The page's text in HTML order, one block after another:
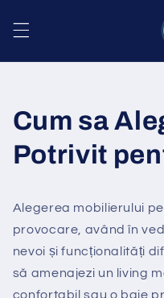
conținut
Cum sa
Potrivit
Alegerea mobilierului
provocare, având în
nevoi și funcționalități
să amenajezi un living
confortabil sau o baie